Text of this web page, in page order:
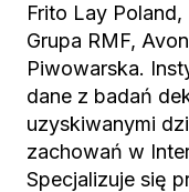
Frito Lay
Grupa RMF,
Piwowarska.
dane z badań
uzyskiwanymi
zachowań w
Specjalizuje się